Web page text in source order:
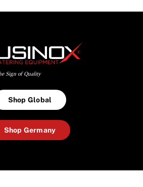
Shop Global
Shop Germany